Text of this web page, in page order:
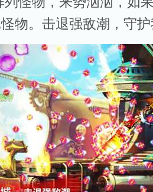
物。击退强敌潮，守